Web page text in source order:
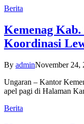
Berita
Kemenag
Koordinasi
By adminNovember 24,
Ungaran – Kantor
apel pagi di Halaman
Berita